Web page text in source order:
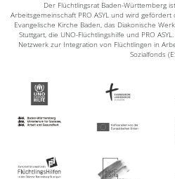
Der Flüchtlingsrat Baden-Württemberg
Arbeitsgemeinschaft PRO ASYL und wird
Evangelische Kirche Baden, das Diakonische
Stuttgart, die UNO-Flüchtlingshilfe und PRO
Netzwerk zur Integration von Flüchtlingen in
Sozialfonds